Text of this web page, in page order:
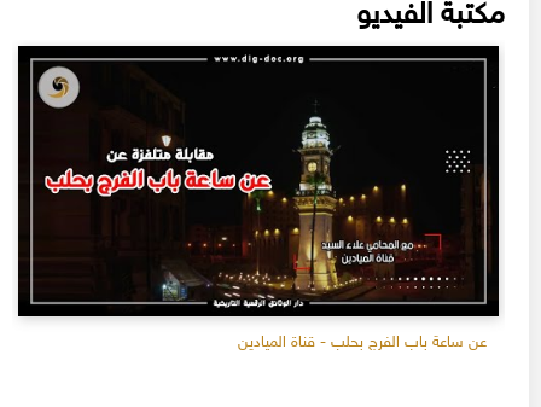
مكتبة الفيديو
عن ساعة باب الفرج بحلب - قناة الميادين